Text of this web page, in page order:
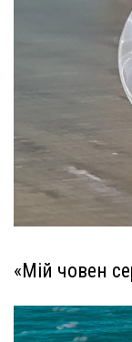
«Мій човен